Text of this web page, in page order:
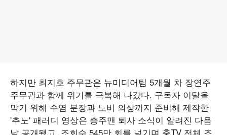
하지만 최지호 주무관은 뉴미디어팀 5개월 차 장연주
주무관과 함께 위기를 극복해 나갔다. 구독자 이탈을
막기 위해 수염 분장과 노비 의상까지 준비해 제작한
'추노' 패러디 영상은 충주맨 퇴사 소식이 알려진 다음
날 공개됐고, 조회수 545만 회를 넘기며 충TV 전체 조